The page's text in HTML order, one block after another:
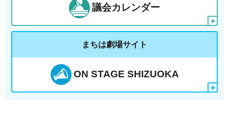
議会カレンダー
まちは劇場サイト
ON STAGE SHIZUOKA